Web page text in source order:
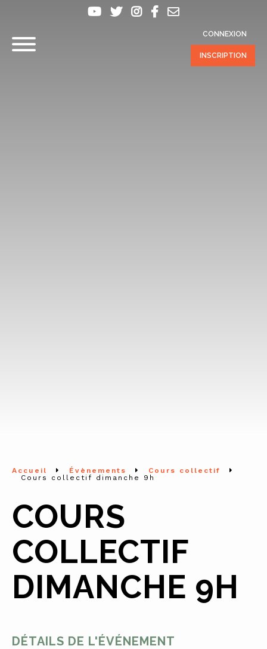
CONNEXION
INSCRIPTION
Accueil Évènements
Cours collectif
Cours collectif dimanche 9h
COURS
COLLECTIF
DIMANCHE 9H
DÉTAILS DE L'ÉVÉNEMENT